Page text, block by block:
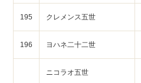
195 クレメンス五世
196 ヨハネ二十二世
ニコラオ五世